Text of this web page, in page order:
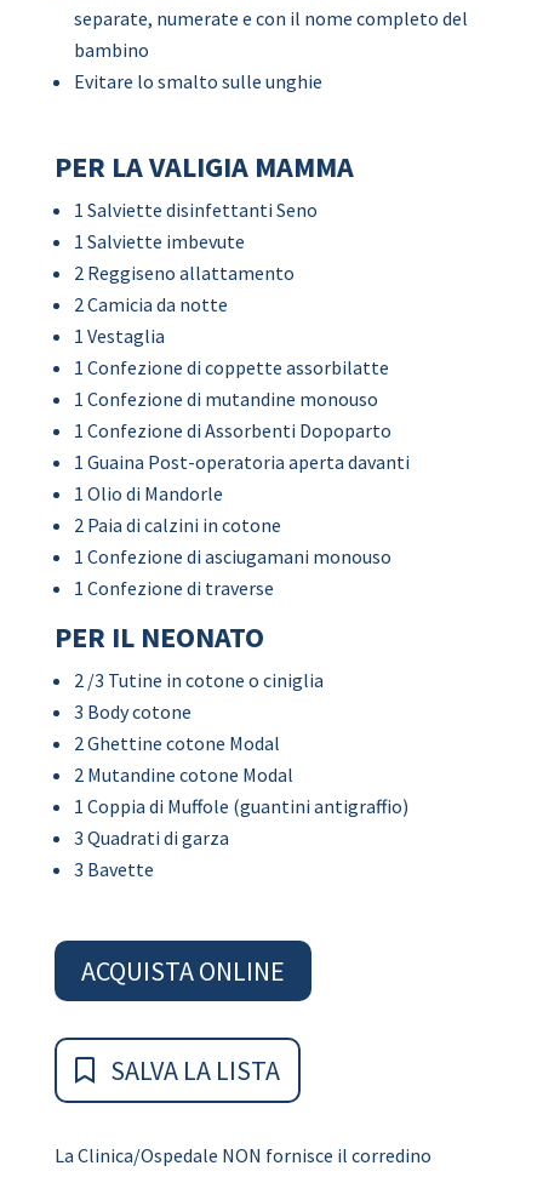
separate, numerate e con il nome completo del
bambino
Evitare lo smalto sulle unghie
PER LA VALIGIA MAMMA
1 Salviette disinfettanti Seno
1 Salviette imbevute
2 Reggiseno allattamento
2 Camicia da notte
1 Vestaglia
1 Confezione di coppette assorbilatte
1 Confezione di mutandine monouso
1 Confezione di Assorbenti Dopoparto
1 Guaina Post-operatoria aperta davanti
1 Olio di Mandorle
2 Paia di calzini in cotone
1 Confezione di asciugamani monouso
1 Confezione di traverse
PER IL NEONATO
2 /3 Tutine in cotone o ciniglia
3 Body cotone
2 Ghettine cotone Modal
2 Mutandine cotone Modal
1 Coppia di Muffole (guantini antigraffio)
3 Quadrati di garza
3 Bavette
ACQUISTA ONLINE
SALVA LA LISTA
La Clinica/Ospedale NON fornisce il corredino